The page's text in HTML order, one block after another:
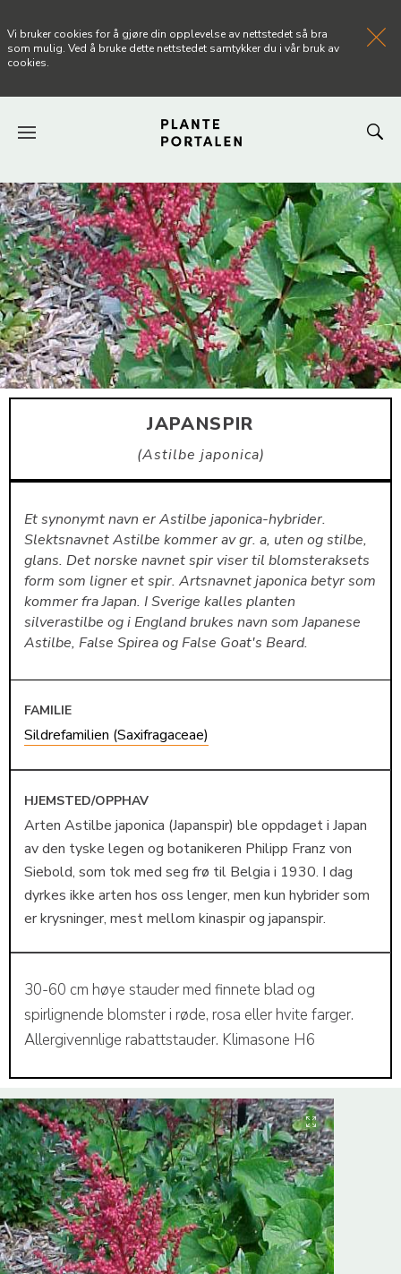
FORSIDEN
NYHETER
ARTIKLER
OM PLANTEPORTALEN
KONTAKT
Vi bruker cookies for å gjøre din opplevelse av nettstedet så bra
som mulig. Ved å bruke dette nettstedet samtykker du i vår bruk av
cookies.
JAPANSPIR
Astilbe japonica
Et synonymt navn er Astilbe japonica-hybrider.
Slektsnavnet Astilbe kommer av gr. a, uten og stilbe,
glans. Det norske navnet spir viser til blomsteraksets
form som ligner et spir. Artsnavnet japonica betyr som
kommer fra Japan. I Sverige kalles planten
silverastilbe og i England brukes navn som Japanese
Astilbe, False Spirea og False Goat's Beard.
FAMILIE
Sildrefamilien (Saxifragaceae)
HJEMSTED/OPPHAV
Arten Astilbe japonica (Japanspir) ble oppdaget i Japan
av den tyske legen og botanikeren Philipp Franz von
Siebold, som tok med seg frø til Belgia i 1930. I dag
dyrkes ikke arten hos oss lenger, men kun hybrider som
er krysninger, mest mellom kinaspir og japanspir.
30-60 cm høye stauder med finnete blad og
spirlignende blomster i røde, rosa eller hvite farger.
Allergivennlige rabattstauder. Klimasone H6